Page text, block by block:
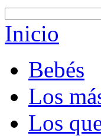
Inicio
Bebés
Los
Los